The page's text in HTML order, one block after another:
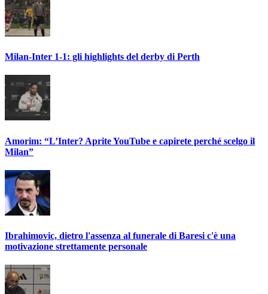
Milan-Inter 1-1: gli highlights del derby di Perth
Amorim: “L’Inter? Aprite YouTube e capirete perché scelgo il
Milan”
Ibrahimovic, dietro l'assenza al funerale di Baresi c'è una
motivazione strettamente personale